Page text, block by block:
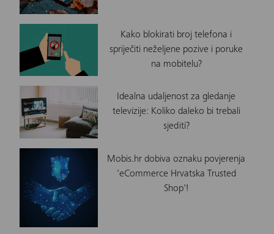
Kako blokirati broj telefona i
spriječiti neželjene pozive i poruke
na mobitelu?
Idealna udaljenost za gledanje
televizije: Koliko daleko bi trebali
sjediti?
Mobis.hr dobiva oznaku povjerenja
'eCommerce Hrvatska Trusted
Shop'!